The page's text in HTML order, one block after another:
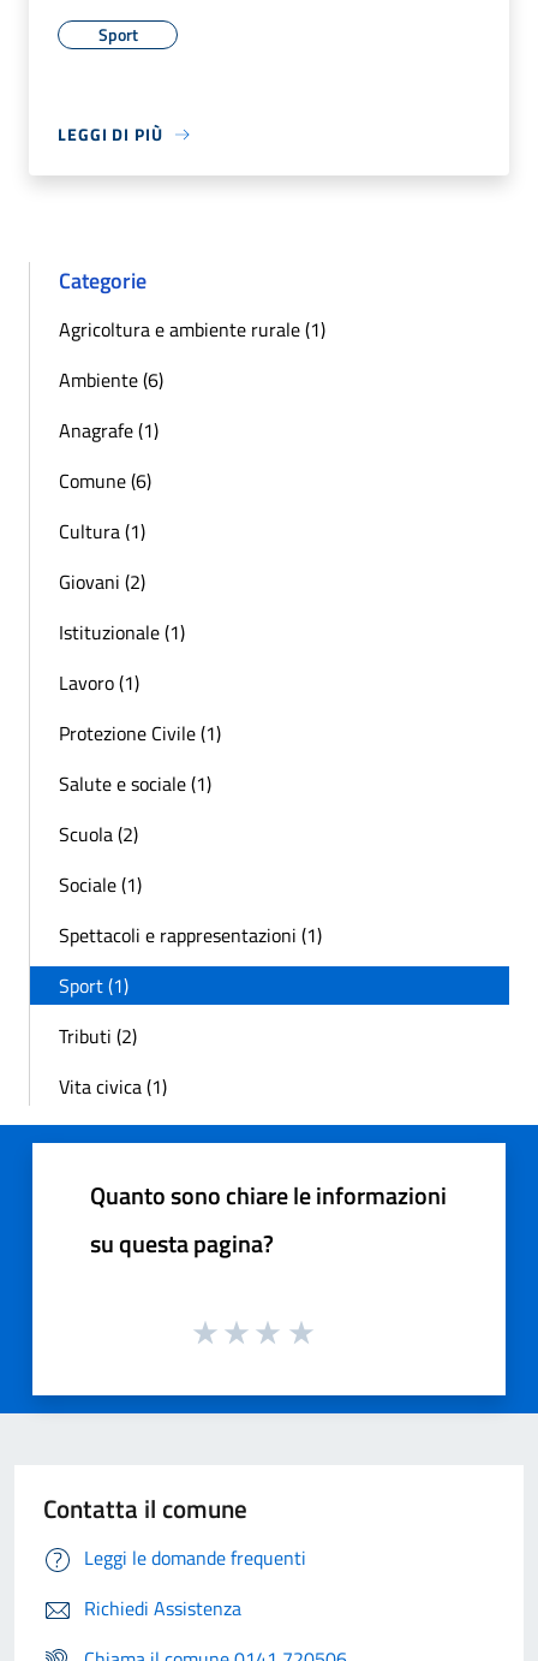
Sport
LEGGI DI PIÙ
Categorie
Agricoltura e ambiente rurale (1)
Ambiente (6)
Anagrafe (1)
Comune (6)
Cultura (1)
Giovani (2)
Istituzionale (1)
Lavoro (1)
Protezione Civile (1)
Salute e sociale (1)
Scuola (2)
Sociale (1)
Spettacoli e rappresentazioni (1)
Sport (1)
Tributi (2)
Vita civica (1)
Quanto sono chiare le informazioni
su questa pagina?
Contatta il comune
Leggi le domande frequenti
Richiedi Assistenza